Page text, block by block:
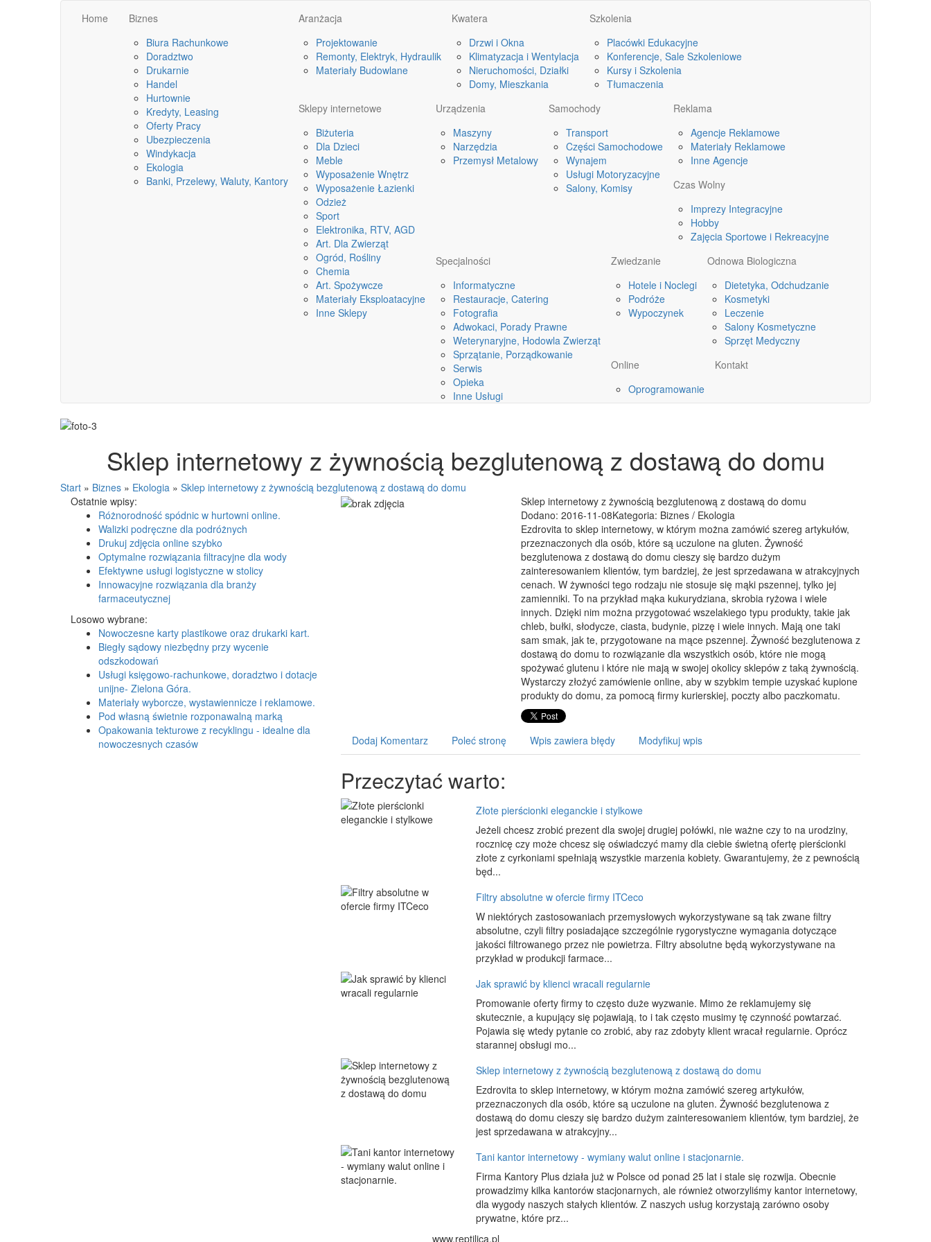
Home
Biznes
Biura Rachunkowe
Doradztwo
Drukarnie
Handel
Hurtownie
Kredyty, Leasing
Oferty Pracy
Ubezpieczenia
Windykacja
Ekologia
Banki, Przelewy, Waluty, Kantory
Aranżacja
Projektowanie
Remonty, Elektryk, Hydraulik
Materiały Budowlane
Kwatera
Drzwi i Okna
Klimatyzacja i Wentylacja
Nieruchomości, Działki
Domy, Mieszkania
Szkolenia
Placówki Edukacyjne
Konferencje, Sale Szkoleniowe
Kursy i Szkolenia
Tłumaczenia
Sklepy internetowe
Biżuteria
Dla Dzieci
Meble
Wyposażenie Wnętrz
Wyposażenie Łazienki
Odzież
Sport
Elektronika, RTV, AGD
Art. Dla Zwierząt
Ogród, Rośliny
Chemia
Art. Spożywcze
Materiały Eksploatacyjne
Inne Sklepy
Urządzenia
Maszyny
Narzędzia
Przemysł Metalowy
Samochody
Transport
Części Samochodowe
Wynajem
Usługi Motoryzacyjne
Salony, Komisy
Reklama
Agencje Reklamowe
Materiały Reklamowe
Inne Agencje
Czas Wolny
Imprezy Integracyjne
Hobby
Zajęcia Sportowe i Rekreacyjne
Specjalności
Informatyczne
Restauracje, Catering
Fotografia
Adwokaci, Porady Prawne
Weterynaryjne, Hodowla Zwierząt
Sprzątanie, Porządkowanie
Serwis
Opieka
Inne Usługi
Zwiedzanie
Hotele i Noclegi
Podróże
Wypoczynek
Odnowa Biologiczna
Dietetyka, Odchudzanie
Kosmetyki
Leczenie
Salony Kosmetyczne
Sprzęt Medyczny
Online
Oprogramowanie
Kontakt
Sklep internetowy z żywnością bezglutenową z dostawą do domu
Start » Biznes » Ekologia » Sklep internetowy z żywnością bezglutenową z dostawą do domu
Ostatnie wpisy:
Różnorodność spódnic w hurtowni online.
Walizki podręczne dla podróżnych
Drukuj zdjęcia online szybko
Optymalne rozwiązania filtracyjne dla wody
Efektywne usługi logistyczne w stolicy
Innowacyjne rozwiązania dla branży
farmaceutycznej
Losowo wybrane:
Nowoczesne karty plastikowe oraz drukarki kart.
Biegły sądowy niezbędny przy wycenie
odszkodowań
Usługi księgowo-rachunkowe, doradztwo i dotacje
unijne- Zielona Góra.
Materiały wyborcze, wystawiennicze i reklamowe.
Pod własną świetnie rozponawalną marką
Opakowania tekturowe z recyklingu - idealne dla
nowoczesnych czasów
Sklep internetowy z żywnością bezglutenową z dostawą do domu
Dodano: 2016-11-08Kategoria: Biznes / Ekologia
Ezdrovita to sklep internetowy, w którym można zamówić szereg artykułów,
przeznaczonych dla osób, które są uczulone na gluten. Żywność
bezglutenowa z dostawą do domu cieszy się bardzo dużym
zainteresowaniem klientów, tym bardziej, że jest sprzedawana w atrakcyjnych
cenach. W żywności tego rodzaju nie stosuje się mąki pszennej, tylko jej
zamienniki. To na przykład mąka kukurydziana, skrobia ryżowa i wiele
innych. Dzięki nim można przygotować wszelakiego typu produkty, takie jak
chleb, bułki, słodycze, ciasta, budynie, pizzę i wiele innych. Mają one taki
sam smak, jak te, przygotowane na mące pszennej. Żywność bezglutenowa z
dostawą do domu to rozwiązanie dla wszystkich osób, które nie mogą
spożywać glutenu i które nie mają w swojej okolicy sklepów z taką żywnością.
Wystarczy złożyć zamówienie online, aby w szybkim tempie uzyskać kupione
produkty do domu, za pomocą firmy kurierskiej, poczty albo paczkomatu.
Dodaj Komentarz Poleć stronę Wpis zawiera błędy Modyfikuj wpis
Przeczytać warto:
Złote pierścionki eleganckie i stylkowe
Jeżeli chcesz zrobić prezent dla swojej drugiej połówki, nie ważne czy to na urodziny,
rocznicę czy może chcesz się oświadczyć mamy dla ciebie świetną ofertę pierścionki
złote z cyrkoniami spełniają wszystkie marzenia kobiety. Gwarantujemy, że z pewnością
będ...
Filtry absolutne w ofercie firmy ITCeco
W niektórych zastosowaniach przemysłowych wykorzystywane są tak zwane filtry
absolutne, czyli filtry posiadające szczególnie rygorystyczne wymagania dotyczące
jakości filtrowanego przez nie powietrza. Filtry absolutne będą wykorzystywane na
przykład w produkcji farmace...
Jak sprawić by klienci wracali regularnie
Promowanie oferty firmy to często duże wyzwanie. Mimo że reklamujemy się
skutecznie, a kupujący się pojawiają, to i tak często musimy tę czynność powtarzać.
Pojawia się wtedy pytanie co zrobić, aby raz zdobyty klient wracał regularnie. Oprócz
starannej obsługi mo...
Sklep internetowy z żywnością bezglutenową z dostawą do domu
Ezdrovita to sklep internetowy, w którym można zamówić szereg artykułów,
przeznaczonych dla osób, które są uczulone na gluten. Żywność bezglutenowa z
dostawą do domu cieszy się bardzo dużym zainteresowaniem klientów, tym bardziej, że
jest sprzedawana w atrakcyjny...
Tani kantor internetowy - wymiany walut online i stacjonarnie.
Firma Kantory Plus działa już w Polsce od ponad 25 lat i stale się rozwija. Obecnie
prowadzimy kilka kantorów stacjonarnych, ale również otworzyliśmy kantor internetowy,
dla wygody naszych stałych klientów. Z naszych usług korzystają zarówno osoby
prywatne, które prz...
www.reptilica.pl